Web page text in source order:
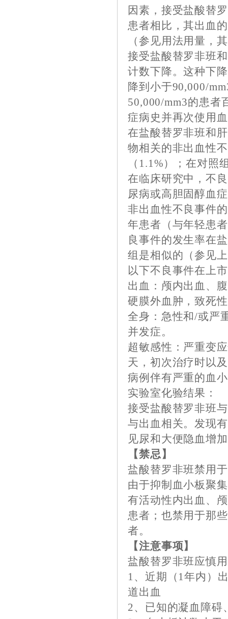
因素，接受盐酸替
患者相比，其出血
（参见用法用量，
接受盐酸替罗非班
计数下降。这种下
降到小于90,000/
50,000/mm3的患者
症病史并再次使用
在盐酸替罗非班和
物相关的非出血性
（1.1%）；在对照
在临床研究中，不
尿病或高胆固醇血
非出血性不良事件
年患者（与年轻患
良事件的发生率在
组是相似的（参见
以下不良事件在上
出血：颅内出血、
硬膜外血肿，致死
全身：急性和/或严
并发症。
超敏感性：严重变
天，初次治疗时以
病例伴有严重的血
实验室化验结果：
接受盐酸替罗非班
与出血相关。发现
见尿和大便隐血增
【禁忌】
盐酸替罗非班禁用
由于抑制血小板聚
有活动性内出血、
患者；也禁用于那
者。
【注意事项】
盐酸替罗非班应慎
1、近期（1年内）
道出血
2、已知的凝血障碍